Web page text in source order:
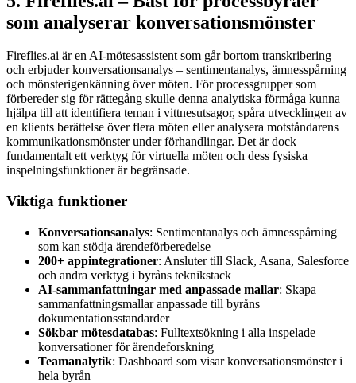
som analyserar konversationsmönster
Fireflies.ai är en AI-mötesassistent som går bortom transkribering
och erbjuder konversationsanalys – sentimentanalys, ämnesspårning
och mönsterigenkänning över möten. För processgrupper som
förbereder sig för rättegång skulle denna analytiska förmåga kunna
hjälpa till att identifiera teman i vittnesutsagor, spåra utvecklingen av
en klients berättelse över flera möten eller analysera motståndarens
kommunikationsmönster under förhandlingar. Det är dock
fundamentalt ett verktyg för virtuella möten och dess fysiska
inspelningsfunktioner är begränsade.
Viktiga funktioner
Konversationsanalys: Sentimentanalys och ämnesspårning
som kan stödja ärendeförberedelse
200+ appintegrationer: Ansluter till Slack, Asana, Salesforce
och andra verktyg i byråns teknikstack
AI-sammanfattningar med anpassade mallar: Skapa
sammanfattningsmallar anpassade till byråns
dokumentationsstandarder
Sökbar mötesdatabas: Fulltextsökning i alla inspelade
konversationer för ärendeforskning
Teamanalytik: Dashboard som visar konversationsmönster i
hela byrån